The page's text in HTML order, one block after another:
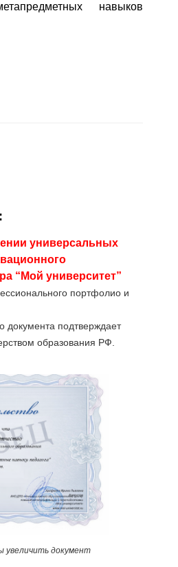
навыков
:
универсальных
“Мой университет”
портфолио и
документа подтверждает
образования РФ.
увеличить документ